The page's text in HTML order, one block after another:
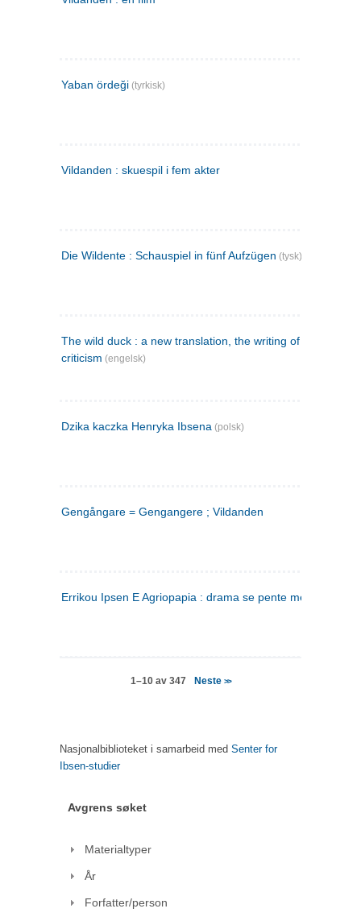
Yaban ördeği (tyrkisk)
Vildanden : skuespil i fem akter
Die Wildente : Schauspiel in fünf Aufzügen (tysk)
The wild duck : a new translation, the writing of the play,
criticism (engelsk)
Dzika kaczka Henryka Ibsena (polsk)
Gengångare = Gengangere ; Vildanden
Errikou Ipsen E Agriopapia : drama se pente mere
1–10 av 347 Neste >>
Nasjonalbiblioteket i samarbeid med Senter for
Ibsen-studier
Avgrens søket
Materialtyper
År
Forfatter/person